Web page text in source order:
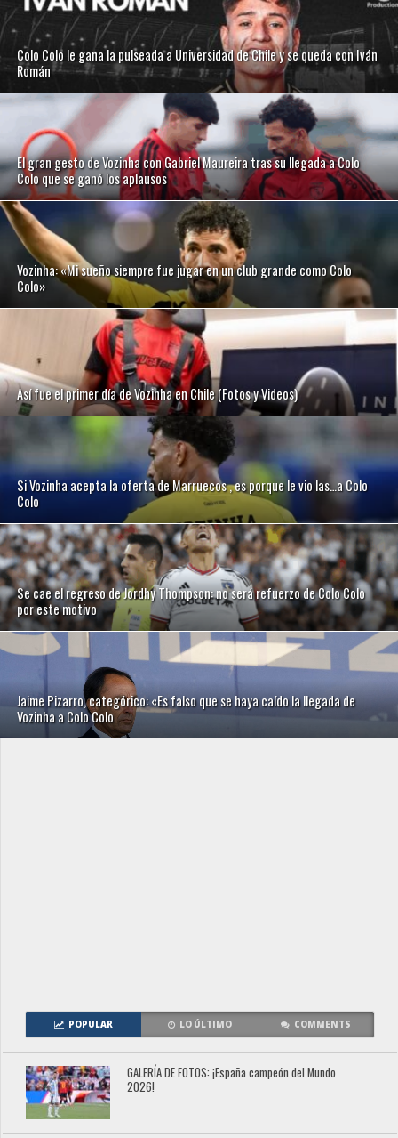
Colo Colo le gana la pulseada a Universidad de Chile y se queda con Iván
Román
El gran gesto de Vozinha con Gabriel Maureira tras su llegada a Colo
Colo que se ganó los aplausos
Vozinha: «Mi sueño siempre fue jugar en un club grande como Colo
Colo»
Así fue el primer día de Vozinha en Chile (Fotos y Videos)
Si Vozinha acepta la oferta de Marruecos , es porque le vio las…a Colo
Colo
Se cae el regreso de Jordhy Thompson: no será refuerzo de Colo Colo
por este motivo
Jaime Pizarro, categórico: «Es falso que se haya caído la llegada de
Vozinha a Colo Colo
POPULAR LO ÚLTIMO COMMENTS
GALERÍA DE FOTOS: ¡España campeón del Mundo
2026!